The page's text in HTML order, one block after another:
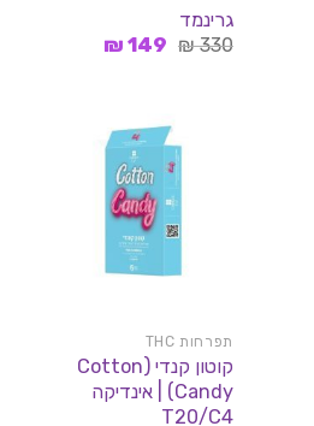
3.33
מתוך 5
גרינמד
330
₪ המחיר
149
₪המחיר
תפרחות THC
קוטון קנדי (Cotton
Candy) | אינדיקה
T20/C4